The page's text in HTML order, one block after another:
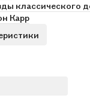
Карр